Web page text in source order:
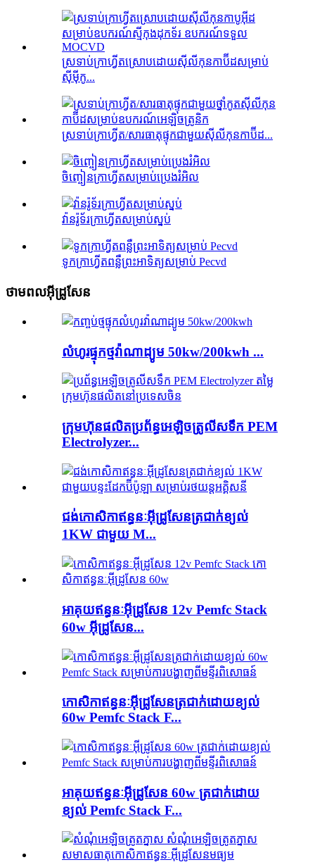
ស្រទាប់ក្រាហ្វីតស្រោបដោយស៊ីលីកុនកាប៊ីដសម្រាប់
ស៊ីម៉ីកូ...
ស្រទាប់ក្រាហ្វីត/សារធាតុផ្ទុកជាមួយស៊ីលីកុនកាប៊ីដ...
ចិញ្ចៀនក្រាហ្វីតសម្រាប់ប្រេងរំអិល
វ៉ានរ៉ូទ័រក្រាហ្វីតសម្រាប់ស្នប់
ទូកក្រាហ្វីតពន្លឺព្រះអាទិត្យសម្រាប់ Pecvd
ថាមពលអ៊ីដ្រូសែន
លំហូរផ្ទុកថ្មវ៉ាណាដ្យូម 50kw/200kwh ...
ក្រុមហ៊ុនផលិតប្រព័ន្ធអេឡិចត្រូលីសទឹក PEM
Electrolyzer...
ជង់កោសិកាឥន្ធនៈអ៊ីដ្រូសែនត្រជាក់ខ្យល់
1KW ជាមួយ M...
អាគុយ​ឥន្ធនៈ​អ៊ីដ្រូសែន 12v Pemfc Stack
60w អ៊ីដ្រូសែន...
កោសិកាឥន្ធនៈអ៊ីដ្រូសែនត្រជាក់ដោយខ្យល់
60w Pemfc Stack F...
អាគុយឥន្ធនៈអ៊ីដ្រូសែន 60w ត្រជាក់ដោយ
ខ្យល់ Pemfc Stack F...